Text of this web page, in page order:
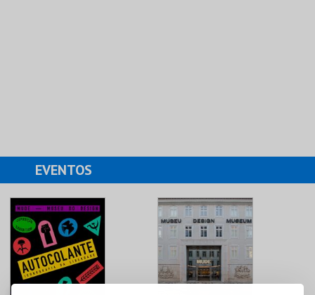
EVENTOS